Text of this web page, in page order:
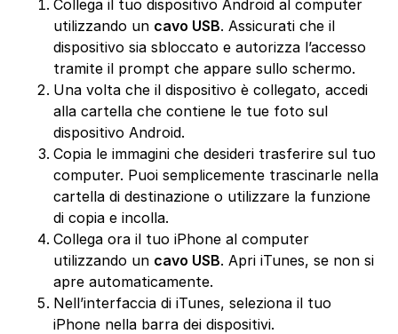
Collega il tuo dispositivo Android al computer
utilizzando un cavo USB. Assicurati che il
dispositivo sia sbloccato e autorizza l’accesso
tramite il prompt che appare sullo schermo.
Una volta che il dispositivo è collegato, accedi
alla cartella che contiene le tue foto sul
dispositivo Android.
Copia le immagini che desideri trasferire sul tuo
computer. Puoi semplicemente trascinarle nella
cartella di destinazione o utilizzare la funzione
di copia e incolla.
Collega ora il tuo iPhone al computer
utilizzando un cavo USB. Apri iTunes, se non si
apre automaticamente.
Nell’interfaccia di iTunes, seleziona il tuo
iPhone nella barra dei dispositivi.